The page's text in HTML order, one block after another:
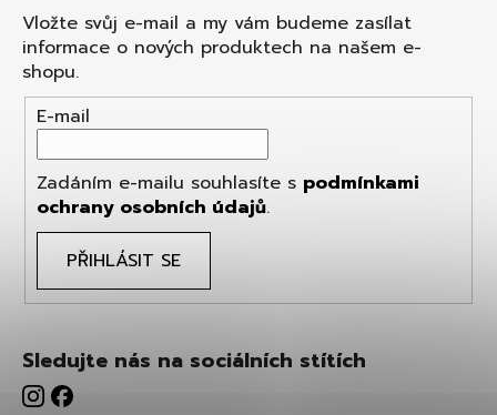
Vložte svůj e-mail a my vám budeme zasílat
informace o nových produktech na našem e-
shopu.
E-mail
Zadáním e-mailu souhlasíte s podmínkami
ochrany osobních údajů.
PŘIHLÁSIT SE
Sledujte nás na sociálních stítích